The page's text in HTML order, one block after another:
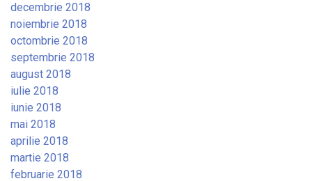
decembrie 2018
noiembrie 2018
octombrie 2018
septembrie 2018
august 2018
iulie 2018
iunie 2018
mai 2018
aprilie 2018
martie 2018
februarie 2018